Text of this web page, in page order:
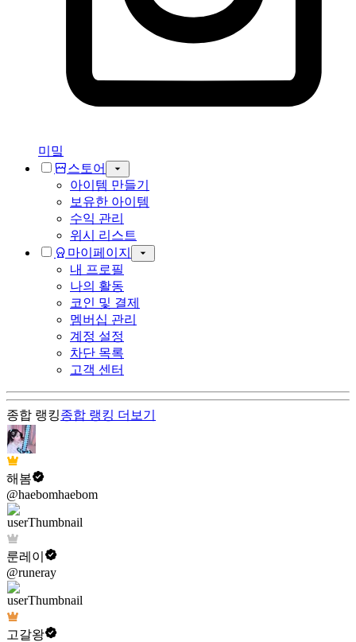
미밐
스토어
아이템 만들기
보유한 아이템
수익 관리
위시 리스트
마이페이지
내 프로필
나의 활동
코인 및 결제
멤버십 관리
계정 설정
차단 목록
고객 센터
종합 랭킹종합 랭킹 더보기
해봄
@haebomhaebom
룬레이
@runeray
고갈왕